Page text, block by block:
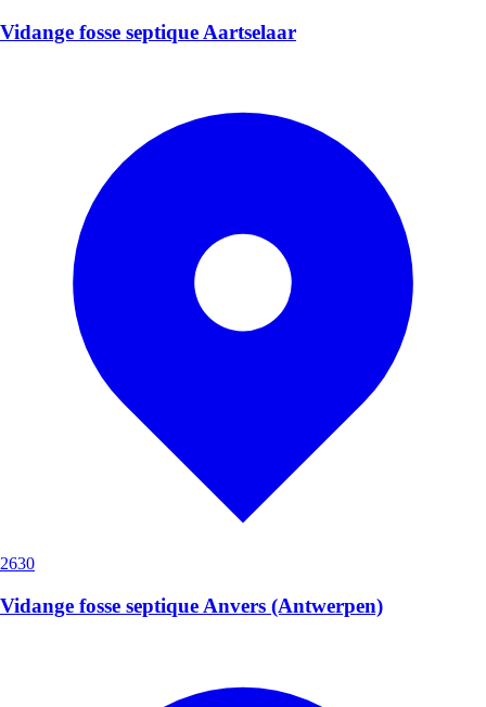
Vidange fosse septique Aartselaar
2630
Vidange fosse septique Anvers (Antwerpen)